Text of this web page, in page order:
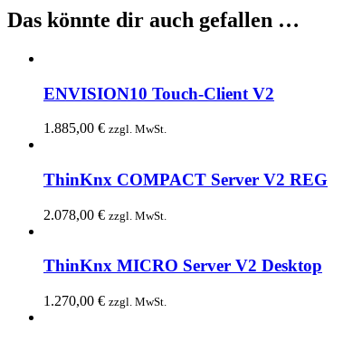
Das könnte dir auch gefallen …
ENVISION10 Touch-Client V2
1.885,00 € zzgl. MwSt.
ThinKnx COMPACT Server V2 REG
2.078,00 € zzgl. MwSt.
ThinKnx MICRO Server V2 Desktop
1.270,00 € zzgl. MwSt.